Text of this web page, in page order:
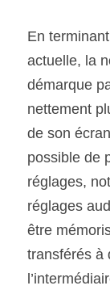
En
actuelle, la
démarque
nettement
de son
possible de
réglages,
réglages
être
transférés à